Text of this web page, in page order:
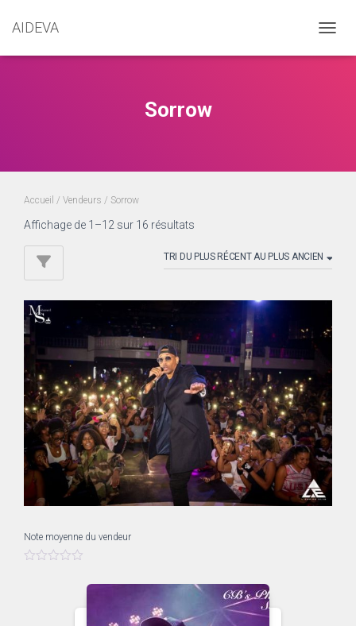
AIDEVA
Sorrow
Accueil / Vendeurs / Sorrow
Affichage de 1–12 sur 16 résultats
plus
Note moyenne du vendeur